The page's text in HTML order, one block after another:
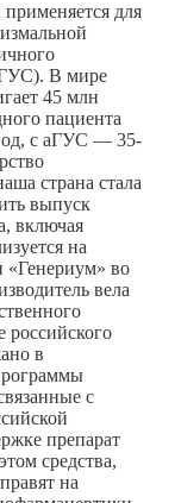
для
В мире
45 млн
пациента
с аГУС — 35-
страна стала
выпуск
включая
на
«Генериум» во
вела
российского
в
с
препарат
средства,
на